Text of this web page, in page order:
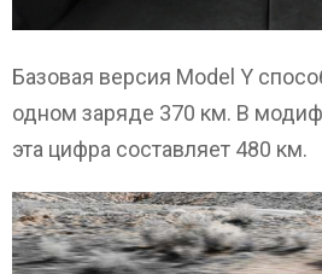
Базовая версия Model Y
одном заряде 370 км. В
эта цифра составляет 480 км.